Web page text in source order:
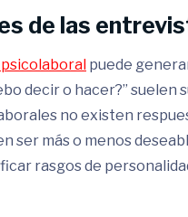
de las
puede
decir o hacer?”
no existen
ser más o menos
rasgos de